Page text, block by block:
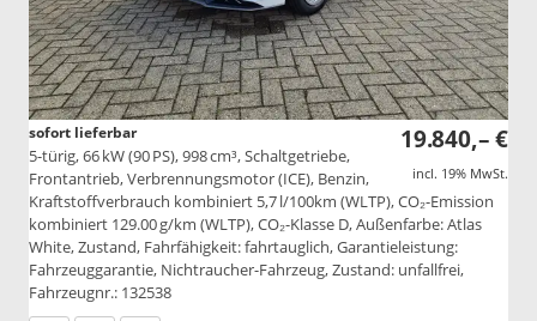
19.840,– €
incl. 19% MwSt.
sofort lieferbar
5-türig, 66 kW (90 PS), 998 cm³, Schaltgetriebe,
Frontantrieb, Verbrennungsmotor (ICE), Benzin,
Kraftstoffverbrauch kombiniert 5,7 l/100km (WLTP), CO₂-Emission
kombiniert 129.00 g/km (WLTP), CO₂-Klasse D, Außenfarbe: Atlas
White, Zustand, Fahrfähigkeit: fahrtauglich, Garantieleistung:
Fahrzeuggarantie, Nichtraucher-Fahrzeug, Zustand: unfallfrei,
Fahrzeugnr.: 132538